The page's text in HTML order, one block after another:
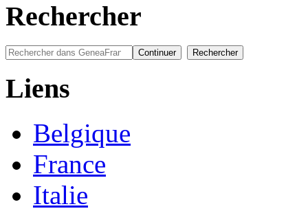
Rechercher
Liens
Belgique
France
Italie